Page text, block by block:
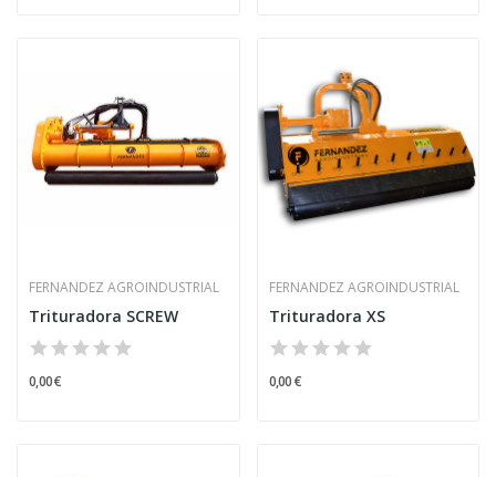
FERNANDEZ AGROINDUSTRIAL
Trituradora SCREW
0,00 €
FERNANDEZ AGROINDUSTRIAL
Trituradora XS
0,00 €